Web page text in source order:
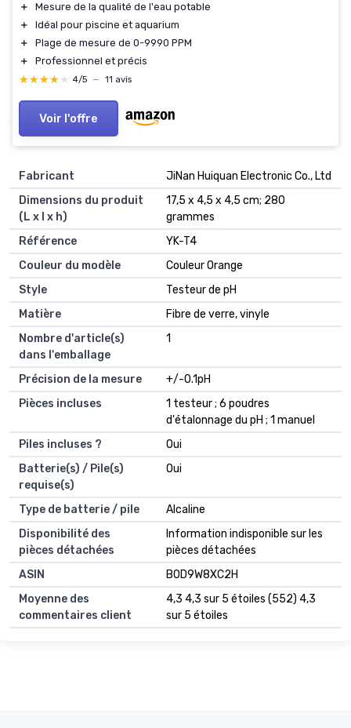
＋
Mesure de la qualité de l'eau potable
＋
Idéal pour piscine et aquarium
＋
Plage de mesure de 0-9990 PPM
＋
Professionnel et précis
★★★★★
★★★★★ 4/5 — 11 avis
Voir l'offre
Fabricant
‎JiNan Huiquan Electronic Co., Ltd
Dimensions du produit
(L x l x h)
‎17,5 x 4,5 x 4,5 cm; 280
grammes
Référence
‎YK-T4
Couleur du modèle
‎Couleur Orange
Style
‎Testeur de pH
Matière
‎Fibre de verre, vinyle
Nombre d'article(s)
dans l'emballage
‎1
Précision de la mesure
‎+/-0.1pH
Pièces incluses
‎1 testeur ; 6 poudres
d'étalonnage du pH ; 1 manuel
Piles incluses ?
‎Oui
Batterie(s) / Pile(s)
requise(s)
‎Oui
Type de batterie / pile
‎Alcaline
Disponibilité des
pièces détachées
‎Information indisponible sur les
pièces détachées
ASIN
B0D9W8XC2H
Moyenne des
commentaires client
4,3 4,3 sur 5 étoiles (552) 4,3
sur 5 étoiles